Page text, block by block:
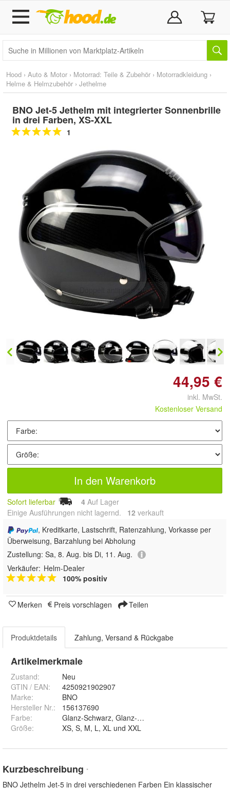
Hood › Auto & Motor › Motorrad: Teile & Zubehör › Motorradkleidung ›
Helme & Helmzubehör › Jethelme
BNO Jet-5 Jethelm mit integrierter Sonnenbrille
in drei Farben, XS-XXL
1
Doppelt antippen zum
vergrößern
44,95 €
inkl. MwSt.
Kostenloser Versand
In den Warenkorb
Sofort lieferbar 4 Auf Lager
Einige Ausführungen nicht lagernd. 12 verkauft
, Kreditkarte, Lastschrift, Ratenzahlung, Vorkasse per
Überweisung, Barzahlung bei Abholung
Zustellung: Sa, 8. Aug. bis Di, 11. Aug.
Verkäufer: Helm-Dealer
100% positiv
Merken Preis vorschlagen Teilen
Produktdetails Zahlung, Versand & Rückgabe
Artikelmerkmale
Zustand:
Neu
GTIN / EAN:
4250921902907
Marke:
BNO
Hersteller Nr.:
156137690
Farbe:
Größe: XS, S, M, L, XL und XXL
Kurzbeschreibung *
BNO Jethelm Jet-5 in drei verschiedenen Farben Ein klassischer